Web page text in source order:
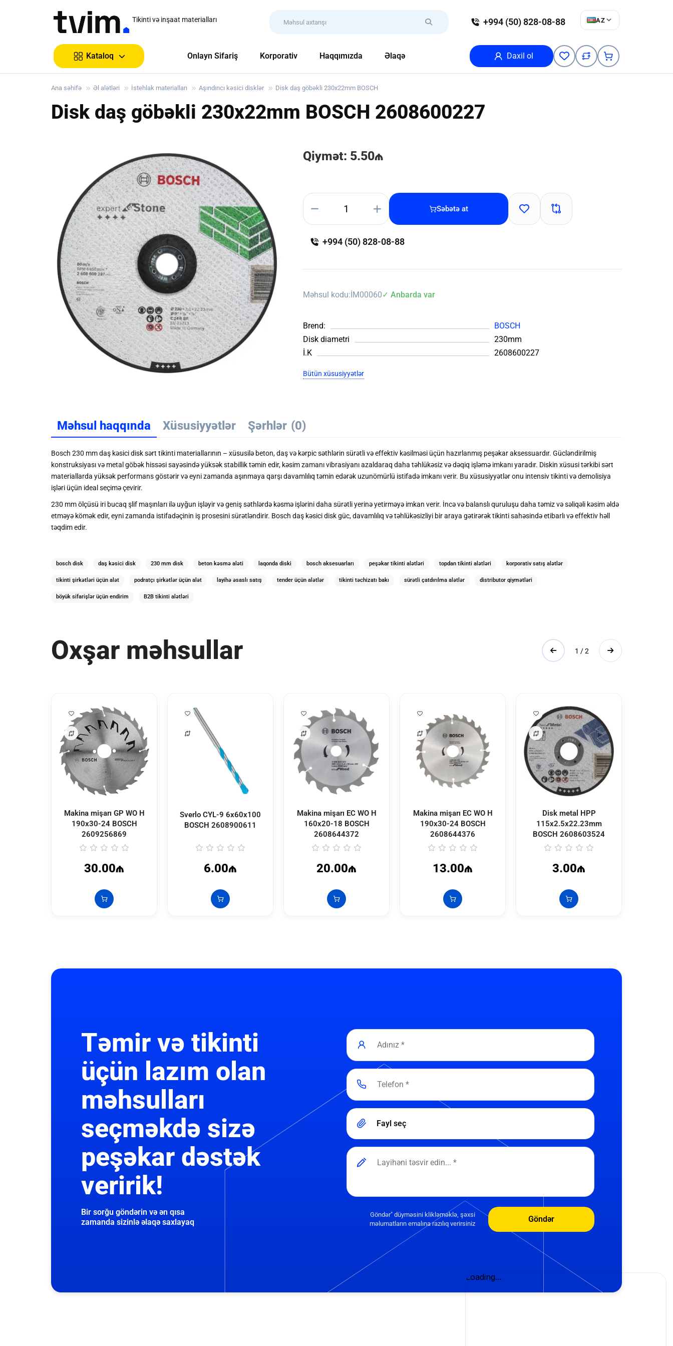
Tikinti və inşaat materialları +994 (50) 828-08-88 AZ
Kataloq Onlayn Sifariş Korporativ Haqqımızda Əlaqə Daxil ol
Ana səhifə Əl alətləri İstehlak materialları Aşındırıcı kəsici disklər Disk daş göbəkli 230x22mm BOSCH
Disk daş göbəkli 230x22mm BOSCH 2608600227
Qiymət: 5.50₼
Səbətə at
+994 (50) 828-08-88
Məhsul kodu:İM00060✓ Anbarda var
Brend:
BOSCH
Disk diametri
230mm
İ.K
2608600227
Bütün xüsusiyyətlər
Məhsul haqqında Xüsusiyyətlər Şərhlər (0)
Bosch 230 mm daş kəsici disk sərt tikinti materiallarının – xüsusilə beton, daş və kərpic səthlərin sürətli və effektiv kəsilməsi üçün hazırlanmış peşəkar aksessuardır. Gücləndirilmiş
konstruksiyası və metal göbək hissəsi sayəsində yüksək stabillik təmin edir, kəsim zamanı vibrasiyanı azaldaraq daha təhlükəsiz və dəqiq işləmə imkanı yaradır. Diskin xüsusi tərkibi sərt
materiallarda yüksək performans göstərir və eyni zamanda aşınmaya qarşı davamlılıq təmin edərək uzunömürlü istifadə imkanı verir. Bu xüsusiyyətlər onu intensiv tikinti və demolisiya
işləri üçün ideal seçimə çevirir.
230 mm ölçüsü iri bucaq şlif maşınları ilə uyğun işləyir və geniş səthlərdə kəsmə işlərini daha sürətli yerinə yetirməyə imkan verir. İncə və balanslı quruluşu daha təmiz və səliqəli kəsim əldə
etməyə kömək edir, eyni zamanda istifadəçinin iş prosesini sürətləndirir. Bosch daş kəsici disk güc, davamlılıq və təhlükəsizliyi bir araya gətirərək tikinti sahəsində etibarlı və effektiv həll
təqdim edir.
bosch disk daş kəsici disk 230 mm disk beton kəsmə aləti laqonda diski bosch aksesuarları peşəkar tikinti alətləri topdan tikinti alətləri korporativ satış alətlər
tikinti şirkətləri üçün alət podratçı şirkətlər üçün alət layihə əsaslı satış tender üçün alətlər tikinti təchizatı bakı sürətli çatdırılma alətlər distributor qiymətləri
böyük sifarişlər üçün endirim B2B tikinti alətləri
Oxşar məhsullar
Makina mişarı GP WO H
190x30-24 BOSCH
2609256869
30.00₼
Sverlo CYL-9 6x60x100
BOSCH 2608900611
6.00₼
Makina mişarı EC WO H
160x20-18 BOSCH
2608644372
20.00₼
Makina mişarı EC WO H
190x30-24 BOSCH
2608644376
13.00₼
Disk metal HPP
115x2.5x22.23mm
BOSCH 2608603524
3.00₼
1 / 2
Təmir və tikinti
üçün lazım olan
məhsulları
seçməkdə sizə
peşəkar dəstək
veririk!
Bir sorğu göndərin və ən qısa
zamanda sizinlə əlaqə saxlayaq
Fayl seç
Göndər" düyməsini klikləməklə, şəxsi
məlumatların emalına razılıq verirsiniz
Göndər